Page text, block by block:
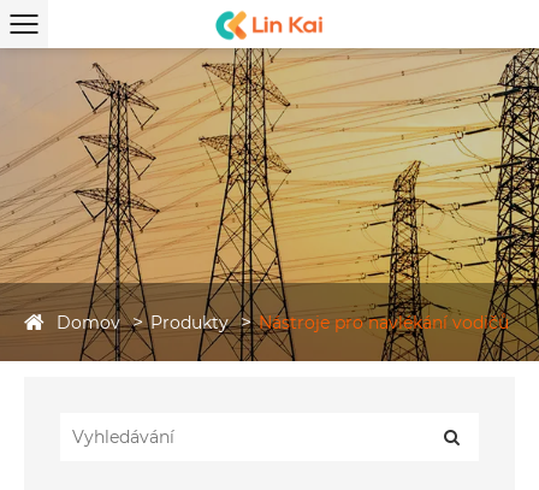
Domov Produkty Nástroje pro navlékání vodičů